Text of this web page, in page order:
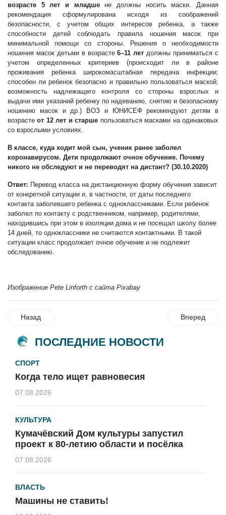
возрасте 5 лет и младше не должны носить маски. Данная
рекомендация сформулирована исходя из соображений
безопасности, с учетом общих интересов ребенка, а также
способности детей соблюдать правила ношения масок при
минимальной помощи со стороны. Решения о необходимости
ношения масок детьми в возрасте6–11 лет должны приниматься с
учетом определенных критериев (происходит ли в районе
проживания ребенка широкомасштабная передача инфекции;
способен ли ребенок безопасно и правильно пользоваться маской;
возможность надлежащего контроля со стороны взрослых и
выдачи ими указаний ребенку по надеванию, снятию и безопасному
ношению масок и др.) ВОЗ и ЮНИСЕФ рекомендуют детям в
возрастеот 12 лет и старше пользоваться масками на одинаковых
со взрослыми условиях.
В классе, куда ходит мой сын, ученик ранее заболел
коронавирусом. Дети продолжают очное обучение. Почему
никого не обследуют и не переводят на дистант? (30.10.2020)
Ответ: Перевод класса на дистанционную форму обучения зависит
от конкретной ситуации и, в частности, от даты последнего
контакта заболевшего ребенка с одноклассниками. Если ребенок
заболел по контакту с родственником, например, родителями,
находившись при этом в изоляции дома и не посещал школу более
14 дней, то одноклассники не считаются контактными. В такой
ситуации класс продолжает очное обучение и не подлежит
обследованию.
Изображение Pete Linforth с сайта Pixabay
Назад Вперед
ПОСЛЕДНИЕ НОВОСТИ
СПОРТ
Когда тело ищет равновесия
07.08.2026
КУЛЬТУРА
Кумачёвский Дом культуры запустил
проект к 80-летию области и посёлка
07.08.2026
ВЛАСТЬ
Машины не ставить!